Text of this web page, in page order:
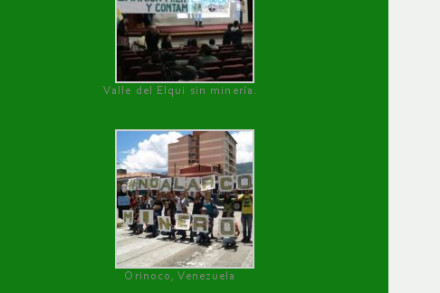
Valle del Elqui sin minería.
Orinoco, Venezuela